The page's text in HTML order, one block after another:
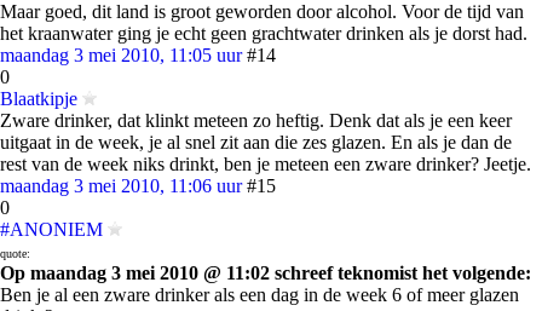
Maar goed, dit land is groot geworden door alcohol. Voor de tijd van
het kraanwater ging je echt geen grachtwater drinken als je dorst had.
maandag 3 mei 2010, 11:05 uur #14
0
Blaatkipje
Zware drinker, dat klinkt meteen zo heftig. Denk dat als je een keer
uitgaat in de week, je al snel zit aan die zes glazen. En als je dan de
rest van de week niks drinkt, ben je meteen een zware drinker? Jeetje.
maandag 3 mei 2010, 11:06 uur #15
0
#ANONIEM
quote:
Op maandag 3 mei 2010 @ 11:02 schreef teknomist het volgende:
Ben je al een zware drinker als een dag in de week 6 of meer glazen